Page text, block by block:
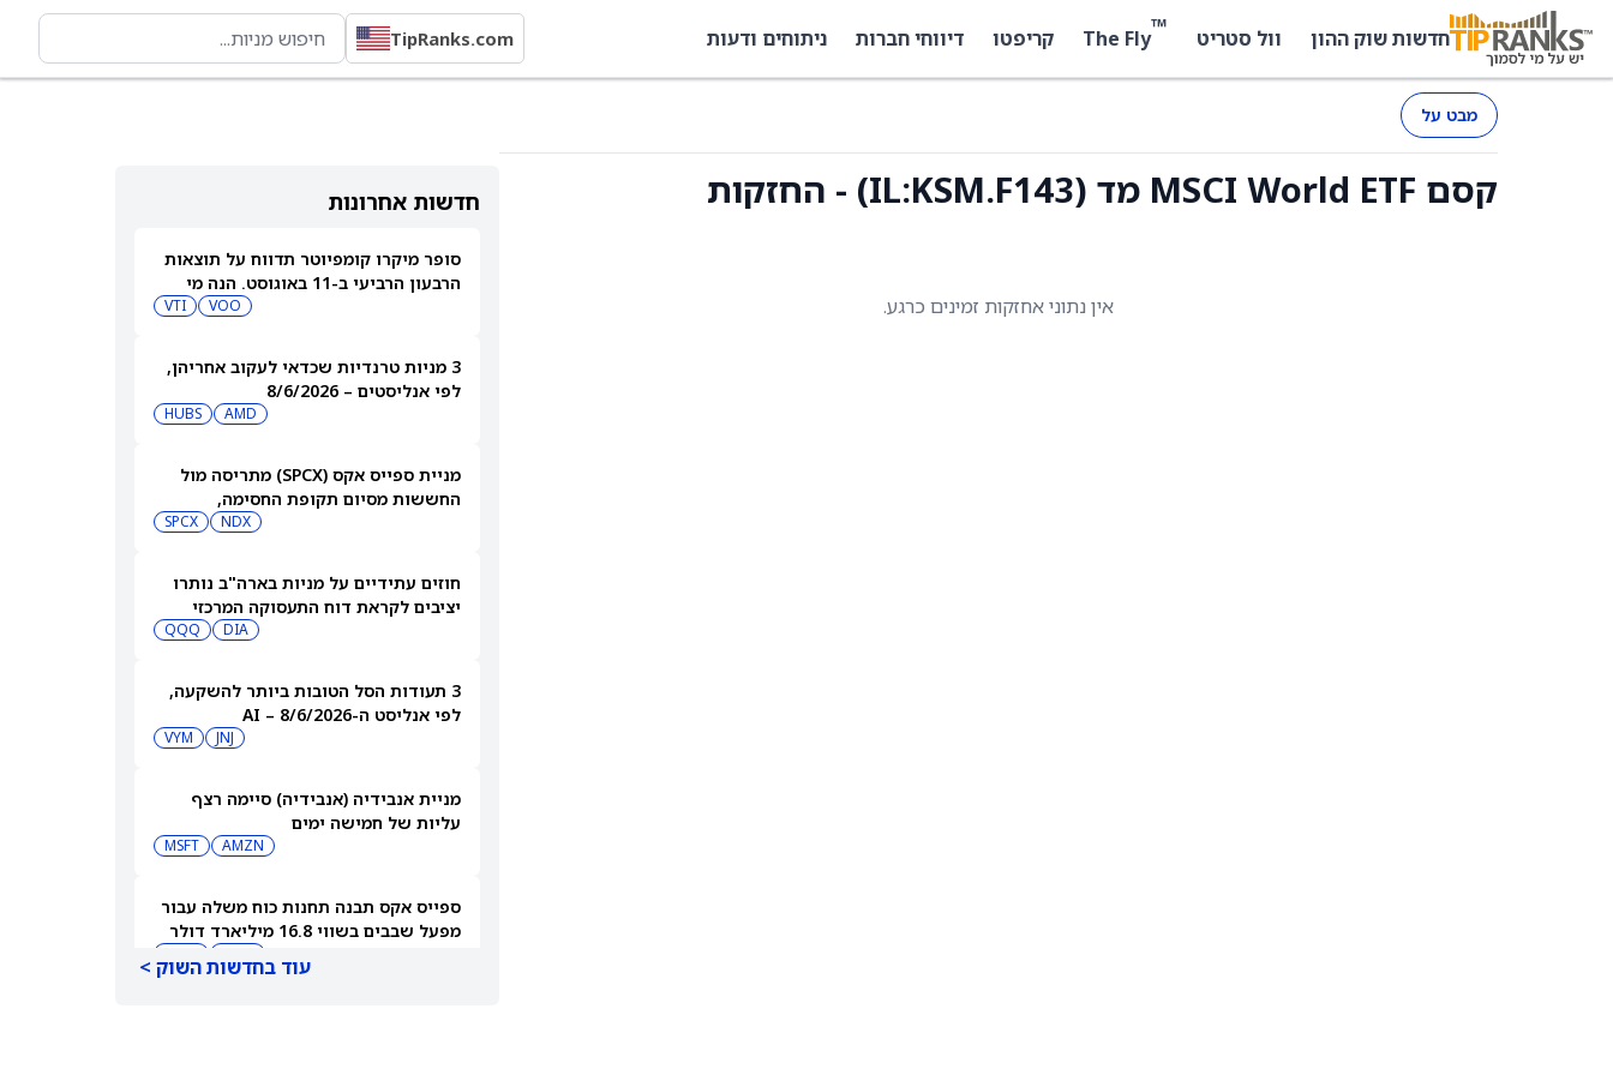
חדשות שוק ההון וול סטריט ™
The Fly קריפטו דיווחי חברות ניתוחים ודעות TipRanks.com
מבט על
קסם MSCI World ETF מד (IL:KSM.F143) - החזקות
אין נתוני אחזקות זמינים כרגע.
חדשות אחרונות
סופר מיקרו קומפיוטר תדווח על תוצאות
הרבעון הרביעי ב-11 באוגוסט. הנה מי
VOO
VTI
3 מניות טרנדיות שכדאי לעקוב אחריהן,
לפי אנליסטים – 8/6/2026
AMD
HUBS
מניית ספייס אקס (SPCX) מתריסה מול
החששות מסיום תקופת החסימה,
NDX
SPCX
חוזים עתידיים על מניות בארה"ב נותרו
יציבים לקראת דוח התעסוקה המרכזי
DIA
QQQ
3 תעודות הסל הטובות ביותר להשקעה,
לפי אנליסט ה-AI – 8/6/2026
JNJ
VYM
מניית אנבידיה (אנבידיה) סיימה רצף
עליות של חמישה ימים
AMZN
MSFT
ספייס אקס תבנה תחנות כוח משלה עבור
מפעל שבבים בשווי 16.8 מיליארד דולר
עוד בחדשות השוק >